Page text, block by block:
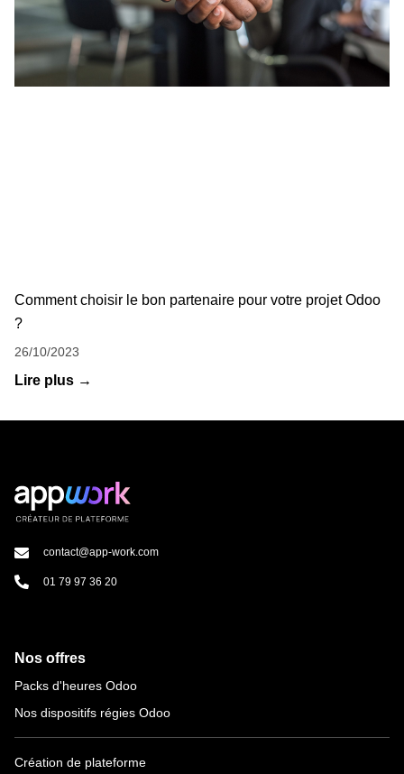
Comment choisir le bon partenaire pour votre projet Odoo
?
26/10/2023
Lire plus →
contact@app-work.com
01 79 97 36 20
Nos offres
Packs d'heures Odoo
Nos dispositifs régies Odoo
Création de plateforme